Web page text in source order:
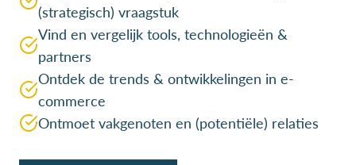
(strategisch) vraagstuk
Vind en vergelijk tools, technologieën &
partners
Ontdek de trends & ontwikkelingen in e-
commerce
Ontmoet vakgenoten en (potentiële) relaties